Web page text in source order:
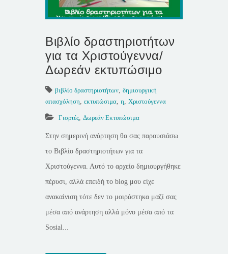
Βιβλίο δραστηριοτήτων
για τα Χριστούγεννα/
Δωρεάν εκτυπώσιμο
βιβλίο δραστηριοτήτων, δημιουργική
απασχόληση, εκτυπώσιμα, η, Χριστούγεννα
Γιορτές, Δωρεάν Εκτυπώσιμα
Στην σημερινή ανάρτηση θα σας παρουσιάσω
το Βιβλίο δραστηριοτήτων για τα
Χριστούγεννα. Αυτό το αρχείο δημιουργήθηκε
πέρυσι, αλλά επειδή το blog μου είχε
ανακαίνιση τότε δεν το μοιράστηκα μαζί σας
μέσα από ανάρτηση αλλά μόνο μέσα από τα
Sosial...